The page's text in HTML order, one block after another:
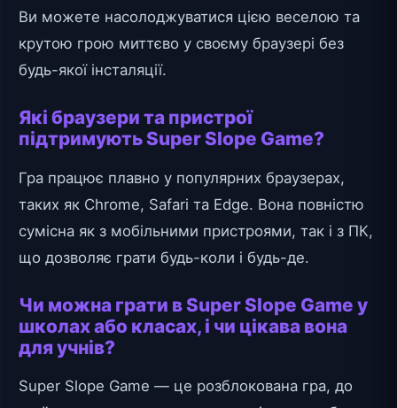
Ви можете насолоджуватися цією веселою та
крутою грою миттєво у своєму браузері без
будь-якої інсталяції.
Які браузери та пристрої
підтримують Super Slope Game?
Гра працює плавно у популярних браузерах,
таких як Chrome, Safari та Edge. Вона повністю
сумісна як з мобільними пристроями, так і з ПК,
що дозволяє грати будь-коли і будь-де.
Чи можна грати в Super Slope Game у
школах або класах, і чи цікава вона
для учнів?
Super Slope Game — це розблокована гра, до